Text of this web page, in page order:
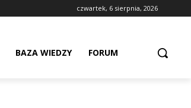
czwartek, 6 sierpnia, 2026
BAZA WIEDZY FORUM